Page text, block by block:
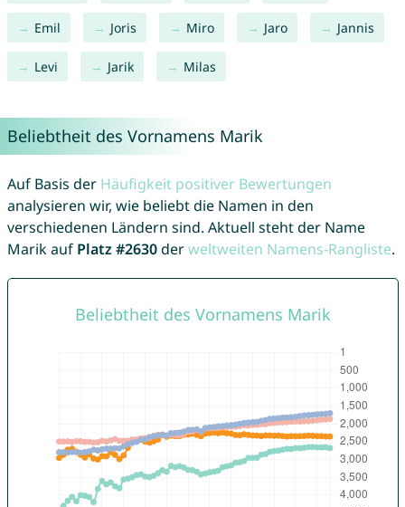
Emil Joris Miro Jaro Jannis
Levi Jarik Milas
Beliebtheit des Vornamens Marik
Auf Basis der Häufigkeit positiver Bewertungen
analysieren wir, wie beliebt die Namen in den
verschiedenen Ländern sind. Aktuell steht der Name
Marik auf Platz #2630derweltweiten Namens-Rangliste.